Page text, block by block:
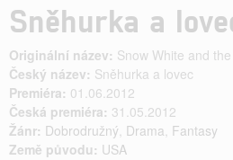
Sněhurka a
Originální název: Snow White and
Český název: Sněhurka a lovec
Premiéra: 01.06.2012
Česká premiéra: 31.05.2012
Žánr: Dobrodružný, Drama, Fantasy
Země původu: USA